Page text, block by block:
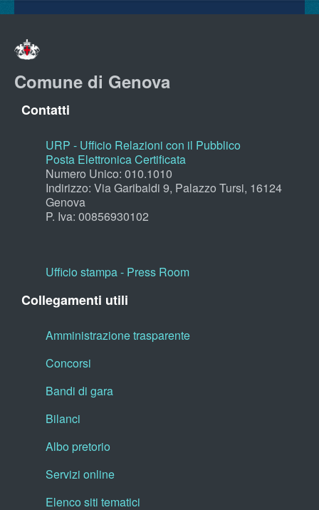
Comune di Genova
Contatti
URP - Ufficio Relazioni con il Pubblico
Posta Elettronica Certificata
Numero Unico: 010.1010
Indirizzo: Via Garibaldi 9, Palazzo Tursi, 16124
Genova
P. Iva: 00856930102
Ufficio stampa - Press Room
Collegamenti utili
Amministrazione trasparente
Concorsi
Bandi di gara
Bilanci
Albo pretorio
Servizi online
Elenco siti tematici